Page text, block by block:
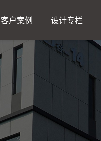
客户案例 设计专栏